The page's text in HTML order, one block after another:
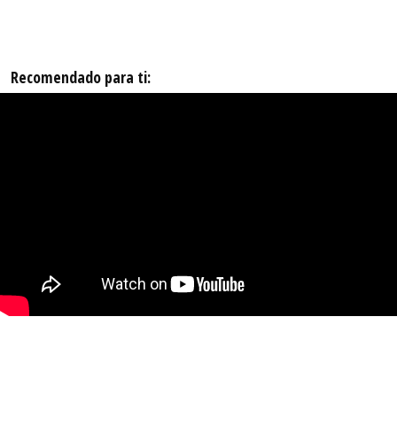
Recomendado para ti: